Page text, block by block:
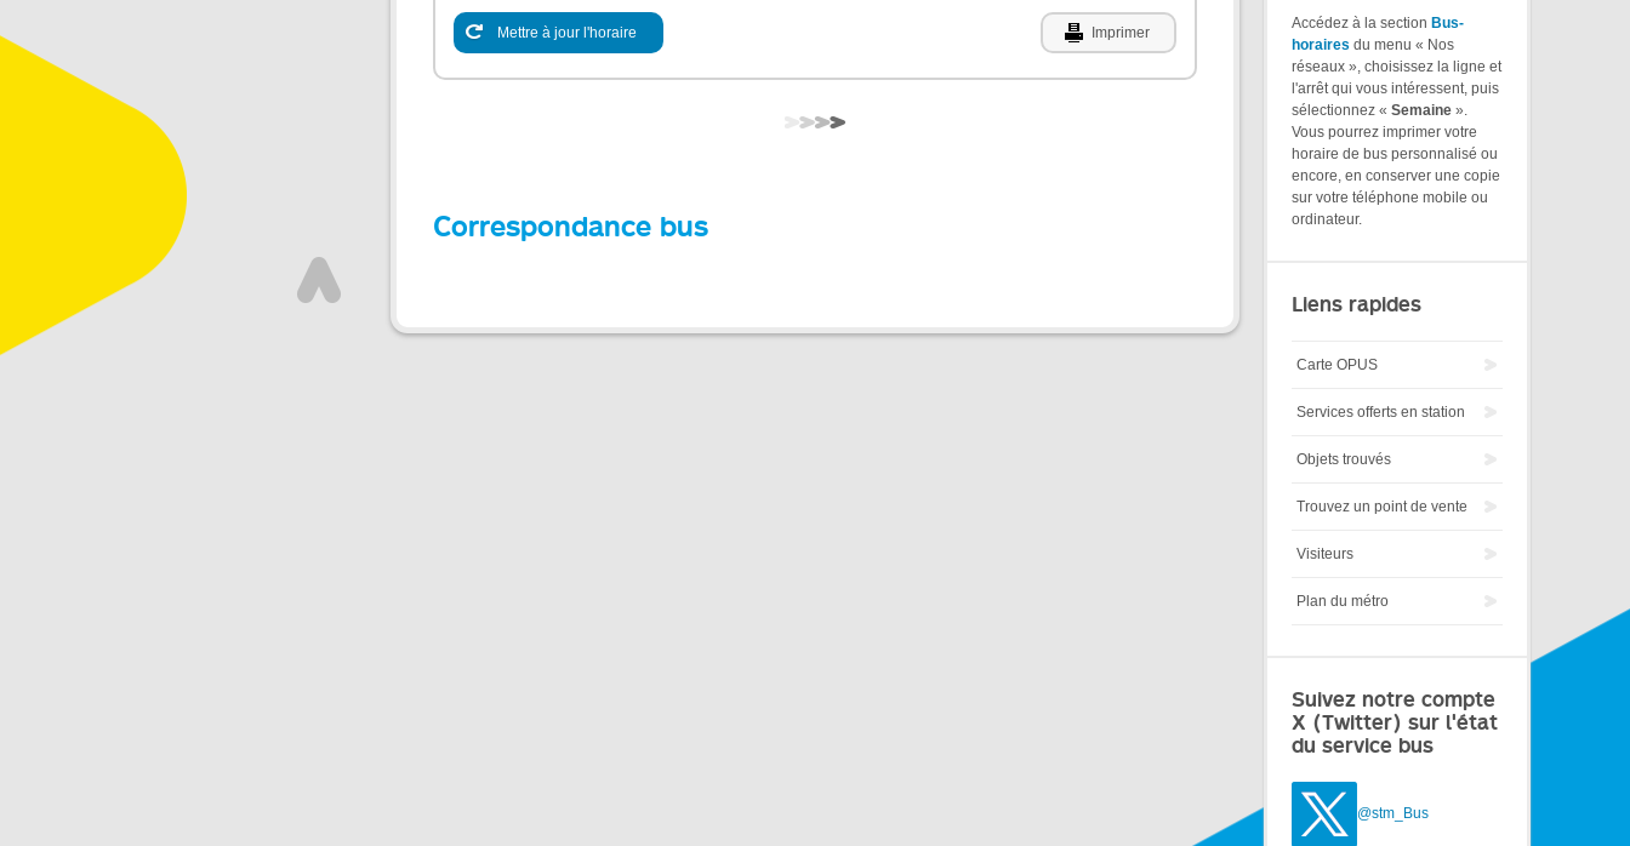
Mettre à jour l'horaire Imprimer
Correspondance bus
Accédez à la section Bus-
horaires du menu « Nos
réseaux », choisissez la ligne et
l'arrêt qui vous intéressent, puis
sélectionnez « Semaine ».
Vous pourrez imprimer votre
horaire de bus personnalisé ou
encore, en conserver une copie
sur votre téléphone mobile ou
ordinateur.
Liens rapides
Carte OPUS
Services offerts en station
Objets trouvés
Trouvez un point de vente
Visiteurs
Plan du métro
Suivez notre compte
X (Twitter) sur l'état
du service bus
@stm_Bus